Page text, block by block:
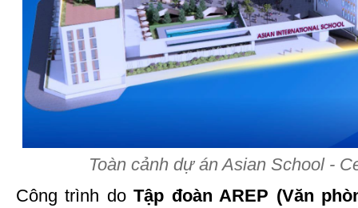
Toàn cảnh dự án Asian School -
Công trình doTập đoàn AREP (Văn